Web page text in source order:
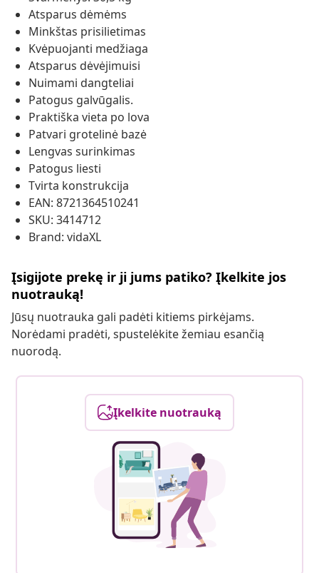
Atsparus dėmėms
Minkštas prisilietimas
Kvėpuojanti medžiaga
Atsparus dėvėjimuisi
Nuimami dangteliai
Patogus galvūgalis.
Praktiška vieta po lova
Patvari grotelinė bazė
Lengvas surinkimas
Patogus liesti
Tvirta konstrukcija
EAN: 8721364510241
SKU: 3414712
Brand: vidaXL
Įsigijote prekę ir ji jums patiko? Įkelkite jos
nuotrauką!
Jūsų nuotrauka gali padėti kitiems pirkėjams.
Norėdami pradėti, spustelėkite žemiau esančią
nuorodą.
Įkelkite nuotrauką